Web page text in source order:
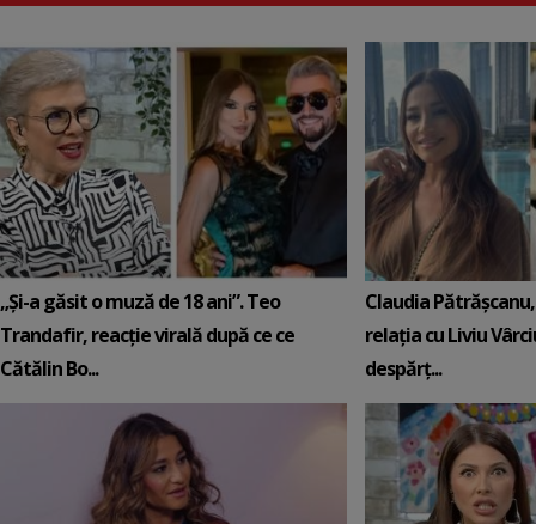
„Și-a găsit o muză de 18 ani”. Teo
Trandafir, reacție virală după ce ce
Cătălin Bo...
Claudia
relația cu Liviu
despărț...